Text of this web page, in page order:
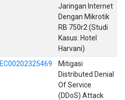
Jaringan Internet
Dengan Mikrotik
RB 750r2 (Studi
Kasus: Hotel
Harvani)
EC00202325469
Mitigasi
Distributed Denial
Of Service
(DDoS) Attack